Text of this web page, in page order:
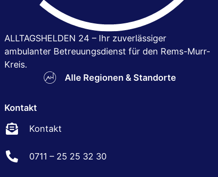
ALLTAGSHELDEN 24 – Ihr zuver­lässiger
ambulanter Betreuungsdienst für den Rems-Murr-
Kreis.
Alle Regionen & Standorte
Kontakt
Kontakt
0711 – 25 25 32 30